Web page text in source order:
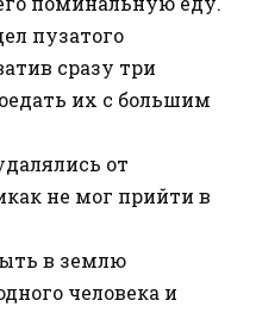
пузатого
сразу три
их с большим
от
не мог прийти в
в землю
человека и